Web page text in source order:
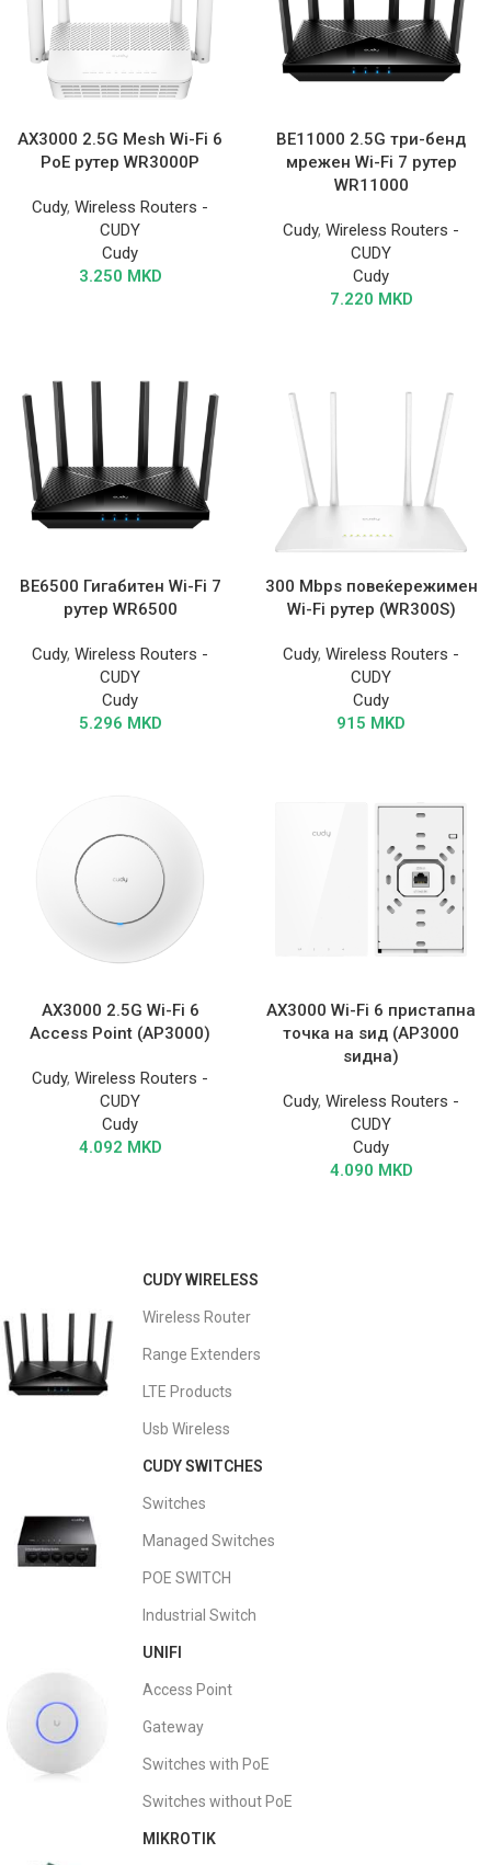
AX3000 2.5G Mesh Wi-Fi 6
PoE рутер WR3000P
Cudy, Wireless Routers -
CUDY
Cudy
3.250 MKD
BE11000 2.5G три-бенд
мрежен Wi-Fi 7 рутер
WR11000
Cudy, Wireless Routers -
CUDY
Cudy
7.220 MKD
BE6500 Гигабитен Wi-Fi 7
рутер WR6500
Cudy, Wireless Routers -
CUDY
Cudy
5.296 MKD
300 Mbps повеќережимен
Wi-Fi рутер (WR300S)
Cudy, Wireless Routers -
CUDY
Cudy
915 MKD
AX3000 2.5G Wi-Fi 6
Access Point (AP3000)
Cudy, Wireless Routers -
CUDY
Cudy
4.092 MKD
AX3000 Wi-Fi 6 пристапна
точка на ѕид (AP3000
ѕидна)
Cudy, Wireless Routers -
CUDY
Cudy
4.090 MKD
CUDY WIRELESS
Wireless Router
Range Extenders
LTE Products
Usb Wireless
CUDY SWITCHES
Switches
Managed Switches
POE SWITCH
Industrial Switch
UNIFI
Access Point
Gateway
Switches with PoE
Switches without PoE
MIKROTIK